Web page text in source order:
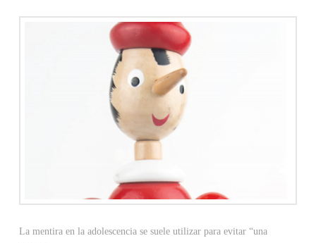
La mentira en la adolescencia se suele utilizar para evitar “una